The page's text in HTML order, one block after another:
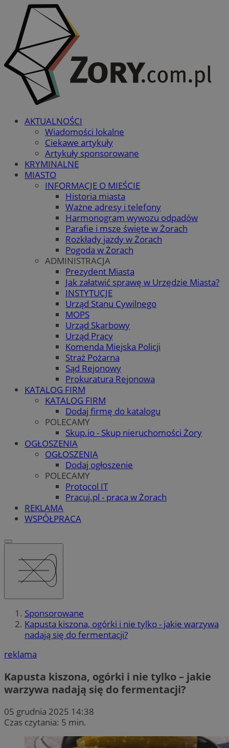
AKTUALNOŚCI
Wiadomości lokalne
Ciekawe artykuły
Artykuły sponsorowane
KRYMINALNE
MIASTO
INFORMACJE O MIEŚCIE
Historia miasta
Ważne adresy i telefony
Harmonogram wywozu odpadów
Parafie i msze święte w Żorach
Rozkłady jazdy w Żorach
Pogoda w Żorach
ADMINISTRACJA
Prezydent Miasta
Jak załatwić sprawę w Urzędzie Miasta?
INSTYTUCJE
Urząd Stanu Cywilnego
MOPS
Urząd Skarbowy
Urząd Pracy
Komenda Miejska Policji
Straż Pożarna
Sąd Rejonowy
Prokuratura Rejonowa
KATALOG FIRM
KATALOG FIRM
Dodaj firmę do katalogu
POLECAMY
Skup.io - Skup nieruchomości Żory
OGŁOSZENIA
OGŁOSZENIA
Dodaj ogłoszenie
POLECAMY
Protocol IT
Pracuj.pl - praca w Żorach
REKLAMA
WSPÓŁPRACA
Sponsorowane
Kapusta kiszona, ogórki i nie tylko - jakie warzywa
nadają się do fermentacji?
reklama
Kapusta kiszona, ogórki i nie tylko – jakie
warzywa nadają się do fermentacji?
05 grudnia 2025 14:38
Czas czytania: 5 min.